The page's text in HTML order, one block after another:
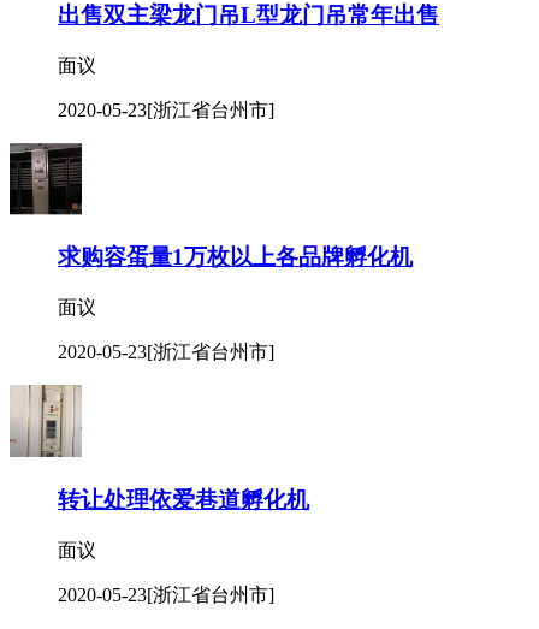
出售双主梁龙门吊L型龙门吊常年出售
面议
2020-05-23[浙江省台州市]
求购容蛋量1万枚以上各品牌孵化机
面议
2020-05-23[浙江省台州市]
转让处理依爱巷道孵化机
面议
2020-05-23[浙江省台州市]